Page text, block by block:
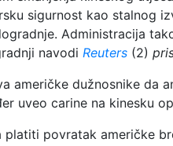
sigurnost kao stalnog
Administracija
navodi Reuters (2)
američke dužnosnike da
uveo carine na kinesku
platiti povratak američke